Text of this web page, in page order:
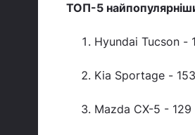
ТОП-5
Hyundai Tucson -
Kia Sportage -
Mazda CX-5 - 129